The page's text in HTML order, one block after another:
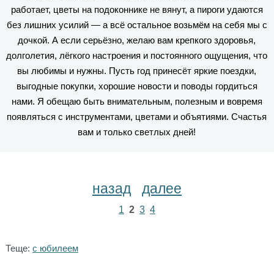
работает, цветы на подоконнике не вянут, а пироги удаются
без лишних усилий — а всё остальное возьмём на себя мы с
дочкой. А если серьёзно, желаю вам крепкого здоровья,
долголетия, лёгкого настроения и постоянного ощущения, что
вы любимы и нужны. Пусть год принесёт яркие поездки,
выгодные покупки, хорошие новости и поводы гордиться
нами. Я обещаю быть внимательным, полезным и вовремя
появляться с инструментами, цветами и объятиями. Счастья
вам и только светлых дней!
назад далее
1 2 3 4
Теще: с юбилеем